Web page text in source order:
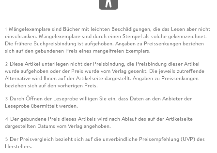
1 Mängelexemplare sind Bücher mit leichten Beschädigungen, die das Lesen aber nicht
einschränken. Mängelexemplare sind durch einen Stempel als solche gekennzeichnet.
Die frühere Buchpreisbindung ist aufgehoben. Angaben zu Preissenkungen beziehen
sich auf den gebundenen Preis eines mangelfreien Exemplars.
2 Diese Artikel unterliegen nicht der Preisbindung, die Preisbindung dieser Artikel
wurde aufgehoben oder der Preis wurde vom Verlag gesenkt. Die jeweils zutreffende
Alternative wird Ihnen auf der Artikelseite dargestellt. Angaben zu Preissenkungen
beziehen sich auf den vorherigen Preis.
3 Durch Öffnen der Leseprobe willigen Sie ein, dass Daten an den Anbieter der
Leseprobe übermittelt werden.
4 Der gebundene Preis dieses Artikels wird nach Ablauf des auf der Artikelseite
dargestellten Datums vom Verlag angehoben.
5 Der Preisvergleich bezieht sich auf die unverbindliche Preisempfehlung (UVP) des
Herstellers.